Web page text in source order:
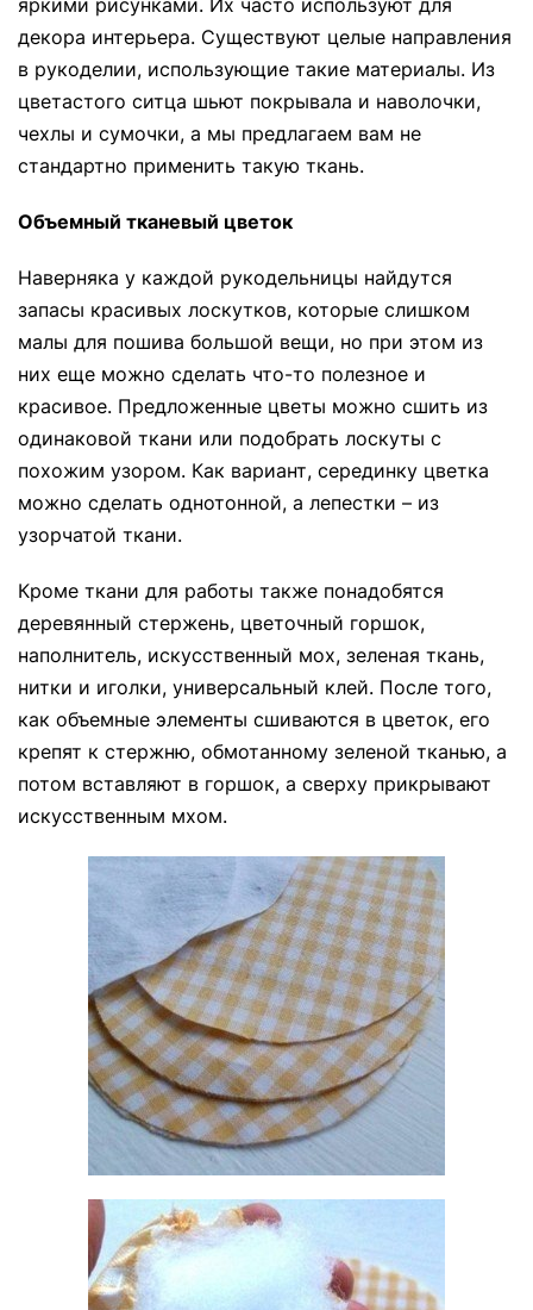
яркими рисунками. Их часто используют для
декора интерьера. Существуют целые направления
в рукоделии, использующие такие материалы. Из
цветастого ситца шьют покрывала и наволочки,
чехлы и сумочки, а мы предлагаем вам не
стандартно применить такую ткань.
Объемный тканевый цветок
Наверняка у каждой рукодельницы найдутся
запасы красивых лоскутков, которые слишком
малы для пошива большой вещи, но при этом из
них еще можно сделать что-то полезное и
красивое. Предложенные цветы можно сшить из
одинаковой ткани или подобрать лоскуты с
похожим узором. Как вариант, серединку цветка
можно сделать однотонной, а лепестки – из
узорчатой ткани.
Кроме ткани для работы также понадобятся
деревянный стержень, цветочный горшок,
наполнитель, искусственный мох, зеленая ткань,
нитки и иголки, универсальный клей. После того,
как объемные элементы сшиваются в цветок, его
крепят к стержню, обмотанному зеленой тканью, а
потом вставляют в горшок, а сверху прикрывают
искусственным мхом.